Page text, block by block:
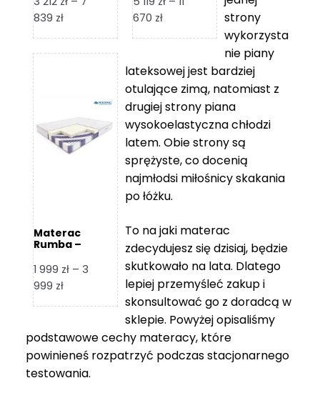
839 złZakres
od
839 zł
670 złZakres
5
119 zł
do
670 zł
Materac
Rumba –
1 999 zł – 3
999 złZakres
1
999 zł
do
strony
wykorzysta
nie piany
lateksowej jest bardziej
otulające zimą, natomiast z
drugiej strony piana
wysokoelastyczna chłodzi
latem. Obie strony są
sprężyste, co docenią
najmłodsi miłośnicy skakania
po łóżku.
To na jaki materac
zdecydujesz się dzisiaj, będzie
skutkowało na lata. Dlatego
lepiej przemyśleć zakup i
skonsultować go z doradcą w
sklepie. Powyżej opisaliśmy
podstawowe cechy materacy, które
powinieneś rozpatrzyć podczas stacjonarnego
testowania.